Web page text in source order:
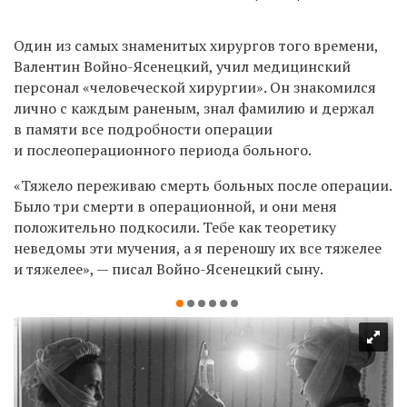
Один из самых знаменитых хирургов того времени,
Валентин Войно-Ясенецкий, учил медицинский
персонал «человеческой хирургии». Он знакомился
лично с каждым раненым, знал фамилию и держал
в памяти все подробности операции
и послеоперационного периода больного.
«Тяжело переживаю смерть больных после операции.
Было три смерти в операционной, и они меня
положительно подкосили. Тебе как теоретику
неведомы эти мучения, а я переношу их все тяжелее
и тяжелее», — писал Войно-Ясенецкий сыну.